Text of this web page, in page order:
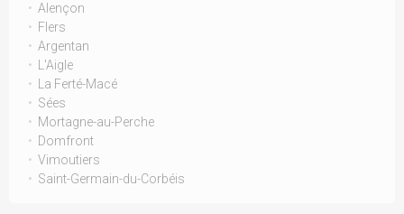
Alençon
Flers
Argentan
L'Aigle
La Ferté-Macé
Sées
Mortagne-au-Perche
Domfront
Vimoutiers
Saint-Germain-du-Corbéis